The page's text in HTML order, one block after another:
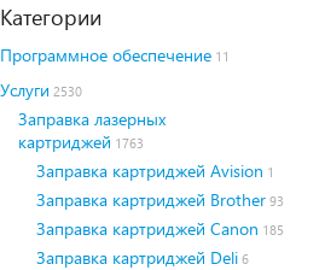
Категории
Программное обеспечение 11
Услуги 2530
Заправка лазерных
картриджей 1763
Заправка картриджей Avision 1
Заправка картриджей Brother 93
Заправка картриджей Canon 185
Заправка картриджей Deli 6